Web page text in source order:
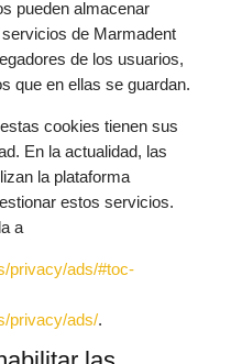
pueden almacenar
de Marmadent
de los usuarios,
que en ellas se guardan.
cookies tienen sus
En la actualidad, las
la plataforma
estos servicios.
a
privacy/ads/#toc-
privacy/ads/.